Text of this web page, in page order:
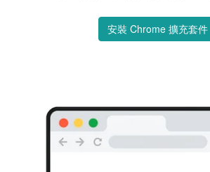
安裝 Chrome 擴充套件